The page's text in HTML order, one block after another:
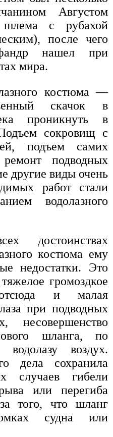
Августом
шлема с рубахой
после чего
нашел при
мира.
костюма —
скачок в
проникнуть в
сокровищ с
подъем самих
подводных
другие виды очень
работ стали
водолазного
достоинствах
костюма ему
недостатки. Это
громоздкое
и малая
при подводных
несовершенство
шланга, по
водолазу воздух.
дела сохранила
случаев гибели
или перегиба
того, что шланг
судна или